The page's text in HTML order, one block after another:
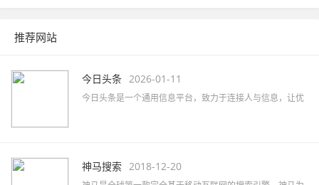
推荐网站
今日头条 2026-01-11
今日头条是一个通用信息平台，致力于连接人与信息，让优
神马搜索 2018-12-20